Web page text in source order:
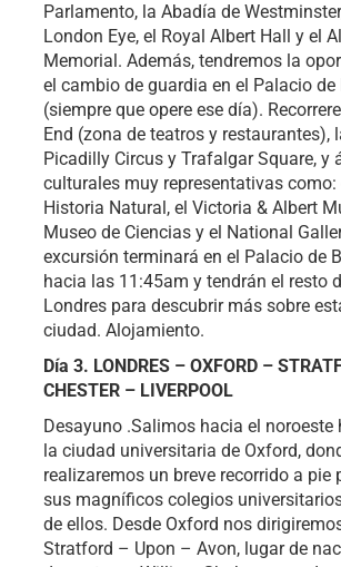
Parlamento, la Abadía de
London Eye, el Royal Albert Hall y el
Memorial. Además, tendremos la
el cambio de guardia en el Palacio
(siempre que opere ese día).
End (zona de teatros y restaurantes),
Picadilly Circus y Trafalgar Square, y
culturales muy representativas como:
Historia Natural, el Victoria & Albert
Museo de Ciencias y el National
excursión terminará en el Palacio de
hacia las 11:45am y tendrán el resto
Londres para descubrir más sobre
ciudad. Alojamiento.
Día 3. LONDRES – OXFORD –
CHESTER – LIVERPOOL
Desayuno .Salimos hacia el noroeste
la ciudad universitaria de Oxford,
realizaremos un breve recorrido a pie
sus magníficos colegios
de ellos. Desde Oxford nos
Stratford – Upon – Avon, lugar de